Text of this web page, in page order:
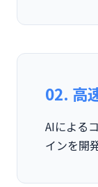
02. 高
AIによる
インを開